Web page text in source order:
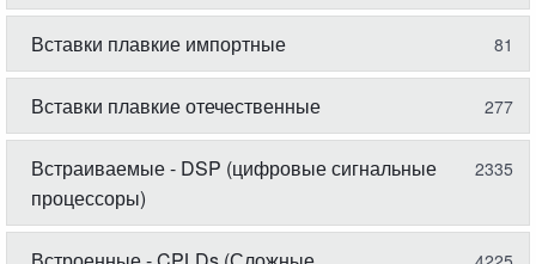
Вставки плавкие импортные 81
Вставки плавкие отечественные 277
Встраиваемые - DSP (цифровые сигнальные
процессоры)
2335